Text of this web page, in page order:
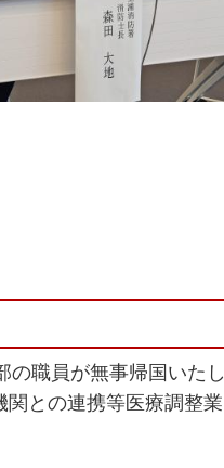
の職員が無事帰国いたし
との連携等医療調整業